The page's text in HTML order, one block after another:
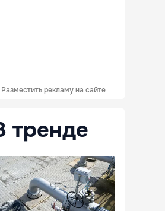
Разместить рекламу на сайте
тренде